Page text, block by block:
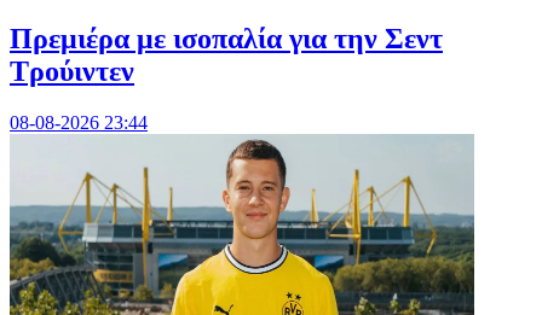
Πρεμιέρα με ισοπαλία για την Σεντ
Τρούιντεν
08-08-2026 23:44